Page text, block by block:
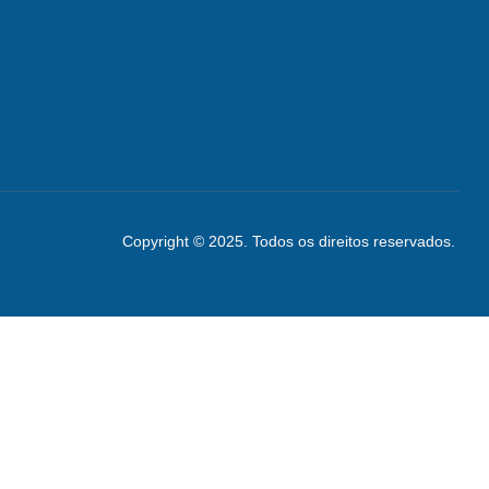
Copyright © 2025. Todos os direitos reservados.